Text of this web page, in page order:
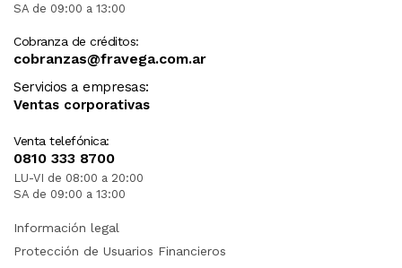
SA de 09:00 a 13:00
Cobranza de créditos:
cobranzas@fravega.com.ar
Servicios a empresas:
Ventas corporativas
Venta telefónica:
0810 333 8700
LU-VI de 08:00 a 20:00
SA de 09:00 a 13:00
Información legal
Protección de Usuarios Financieros